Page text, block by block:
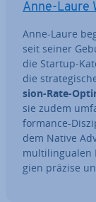
Anne-Laure
Anne-Laure
seit seiner
die Startup-
die
si­on-Rate-
sie zudem
for­mance-
dem Native
mul­ti­l­in­gua­len
gien präzise